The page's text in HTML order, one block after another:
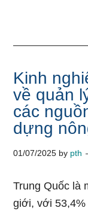
Kinh
về quản
các
dựng
01/07/2025 by pth
Trung Quốc là
giới, với